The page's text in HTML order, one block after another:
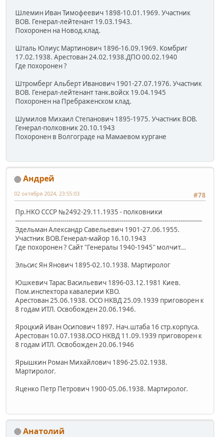
Шлемин Иван Тимофеевич 1898-10.01.1969. Участник
ВОВ. Генерал-лейтенант 19.03.1943.
Похоронен на Новод.клад.
Шталь Юлиус Мартинович 1896-16.09.1969. Комбриг
17.02.1938. Арестован 24.02.1938.ДПО 00.02.1940
Где похоронен ?
Штромберг Альберт Иванович 1901-27.07.1976. Участник
ВОВ. Генерал-лейтенант танк.войск 19.04.1945
Похоронен на Пребраженском клад.
Шумилов Михаил Степанович 1895-1975. Участник ВОВ.
Генерал-полковник 20.10.1943
Похоронен в Волгограде на Мамаевом кургане
Андрей
#78
02 октября 2024, 23:55:03
Пр.НКО СССР №2492-29.11.1935 - полковники
-----------------------------------------------------------------------------------------------
Эдельман Александр Савельевич 1901-27.06.1955.
Участник ВОВ.Генерал-майор 16.10.1943
Где похоронен ? Сайт "Генералы 1940-1945" молчит...
Эльсис Ян Янович 1895-02.10.1938. Мартиролог
Юшкевич Тарас Васильевич 1896-03.12.1981 Киев.
Пом.инспектора кавалерии КВО.
Арестован 25.06.1938. ОСО НКВД 25.09.1939 приговорен к
8 годам ИТЛ. Освобожден 20.06.1946.
Яроцкий Иван Осипович 1897. Нач.штаба 16 стр.корпуса.
Арестован 10.07.1938.ОСО НКВД 11.09.1939 приговорен к
8 годам ИТЛ. Освобожден 20.06.1946
Ярышкин Роман Михайлович 1896-25.02.1938.
Мартиролог.
Яценко Петр Петрович 1900-05.06.1938. Мартиролог.
Анатолий